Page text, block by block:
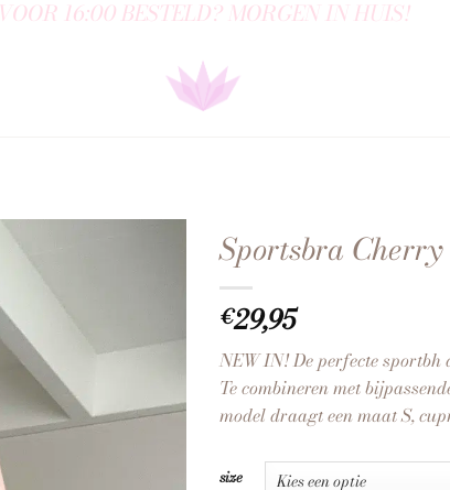
VOOR 16:00 BESTELD? MORGEN IN HUIS!
Sportsbra Cherry
€29,95
NEW IN! De perfecte sportbh
Te combineren met
model draagt een maat S,
size